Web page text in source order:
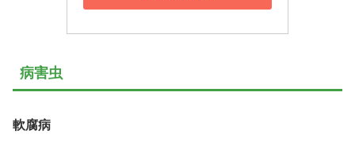
病害虫
軟腐病